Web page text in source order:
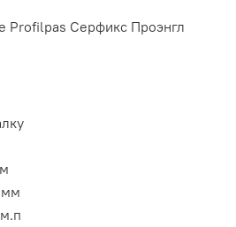
Profilpas Серфикс Проэнгл